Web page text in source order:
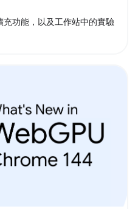
功能，以及工作站中的實驗